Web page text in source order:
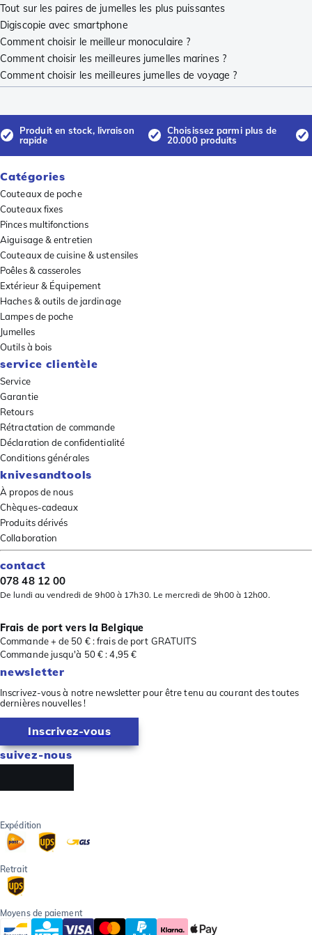
Tout sur les paires de jumelles les plus puissantes
Digiscopie avec smartphone
Comment choisir le meilleur monoculaire ?
Comment choisir les meilleures jumelles marines ?
Comment choisir les meilleures jumelles de voyage ?
Produit en stock, livraison
rapide
Choisissez parmi plus de
20.000 produits
Catégories
Couteaux de poche
Couteaux fixes
Pinces multifonctions
Aiguisage & entretien
Couteaux de cuisine & ustensiles
Poêles & casseroles
Extérieur & Équipement
Haches & outils de jardinage
Lampes de poche
Jumelles
Outils à bois
service clientèle
Service
Garantie
Retours
Rétractation de commande
Déclaration de confidentialité
Conditions générales
knivesandtools
À propos de nous
Chèques-cadeaux
Produits dérivés
Collaboration
contact
078 48 12 00
De lundi au vendredi de 9h00 à 17h30. Le mercredi de 9h00 à 12h00.
Frais de port vers la Belgique
Commande + de 50 € : frais de port GRATUITS
Commande jusqu'à 50 € : 4,95 €
newsletter
Inscrivez-vous à notre newsletter pour être tenu au courant des toutes
dernières nouvelles !
Inscrivez-vous
suivez-nous
Expédition
Retrait
Moyens de paiement